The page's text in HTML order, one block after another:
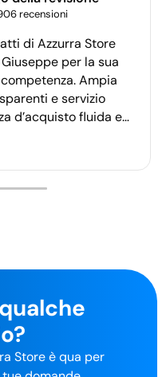
recensioni
di Azzurra Store
per la sua
Ampia
e servizio
d’acquisto fluida e
degli utenti.
Store è qua per